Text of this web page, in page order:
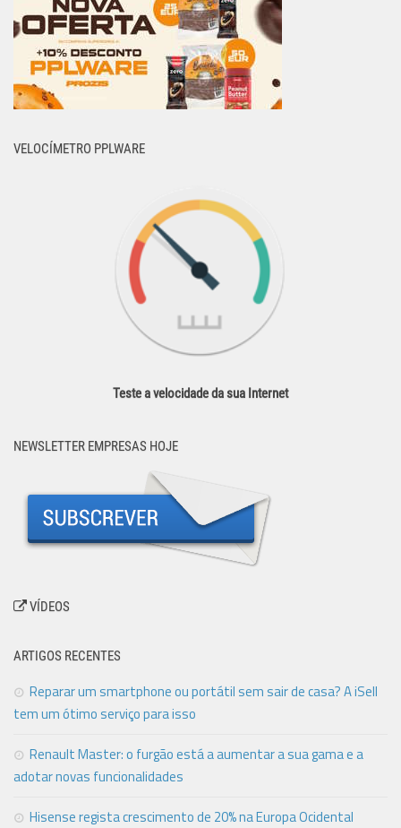
VELOCÍMETRO PPLWARE
Teste a velocidade da sua Internet
NEWSLETTER EMPRESAS HOJE
VÍDEOS
ARTIGOS RECENTES
Reparar um smartphone ou portátil sem sair de casa? A iSell
tem um ótimo serviço para isso
Renault Master: o furgão está a aumentar a sua gama e a
adotar novas funcionalidades
Hisense regista crescimento de 20% na Europa Ocidental